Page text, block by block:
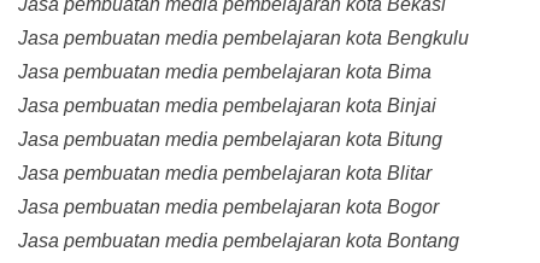
Jasa pembuatan media pembelajaran kota Bekasi
Jasa pembuatan media pembelajaran kota Bengkulu
Jasa pembuatan media pembelajaran kota Bima
Jasa pembuatan media pembelajaran kota Binjai
Jasa pembuatan media pembelajaran kota Bitung
Jasa pembuatan media pembelajaran kota Blitar
Jasa pembuatan media pembelajaran kota Bogor
Jasa pembuatan media pembelajaran kota Bontang